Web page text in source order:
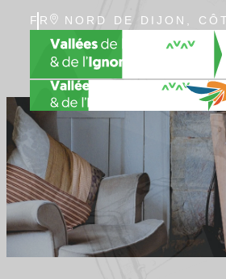
FR
EN
NORD DE DIJON,
D’OR, BOURGOGNE